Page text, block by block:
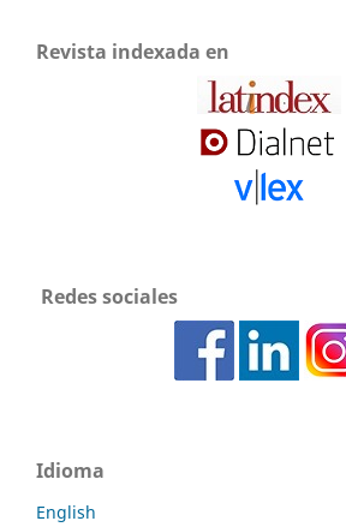
Revista indexada en
Redes sociales
Idioma
English